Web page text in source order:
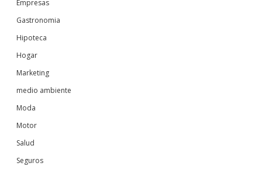
Empresas
Gastronomia
Hipoteca
Hogar
Marketing
medio ambiente
Moda
Motor
Salud
Seguros